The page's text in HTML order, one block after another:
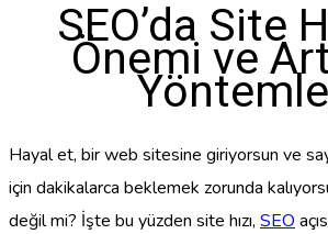
SEO’da Site
Önemi ve
Hayal et, bir web sitesine giriyorsun ve
için dakikalarca beklemek zorunda
değil mi? İşte bu yüzden site hızı, SEO